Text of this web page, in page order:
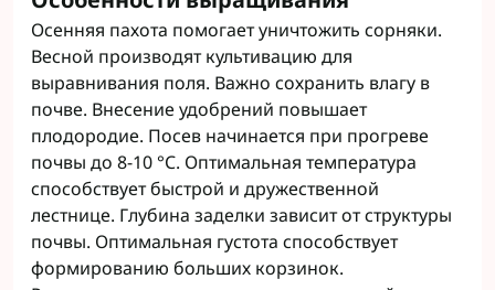
Осенняя пахота помогает уничтожить сорняки.
Весной производят культивацию для
выравнивания поля. Важно сохранить влагу в
почве. Внесение удобрений повышает
плодородие. Посев начинается при прогреве
почвы до 8-10 °C. Оптимальная температура
способствует быстрой и дружественной
лестнице. Глубина заделки зависит от структуры
почвы. Оптимальная густота способствует
формированию больших корзинок.